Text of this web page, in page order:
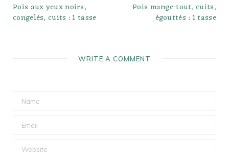
Pois aux yeux noirs,
congelés, cuits : 1 tasse
Pois mange-tout, cuits,
égouttés : 1 tasse
WRITE A COMMENT